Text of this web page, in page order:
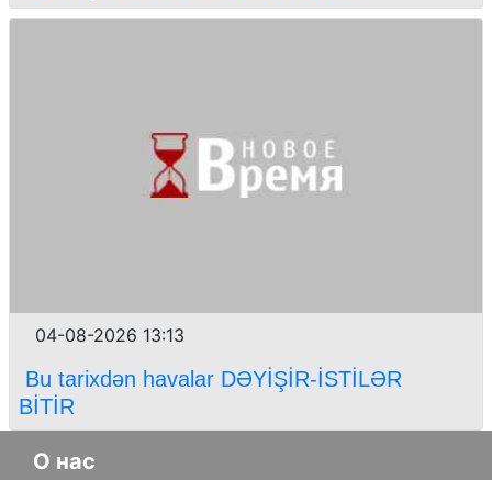
04-08-2026 13:13
Bu tarixdən havalar DƏYİŞİR-İSTİLƏR
BİTİR
О нас